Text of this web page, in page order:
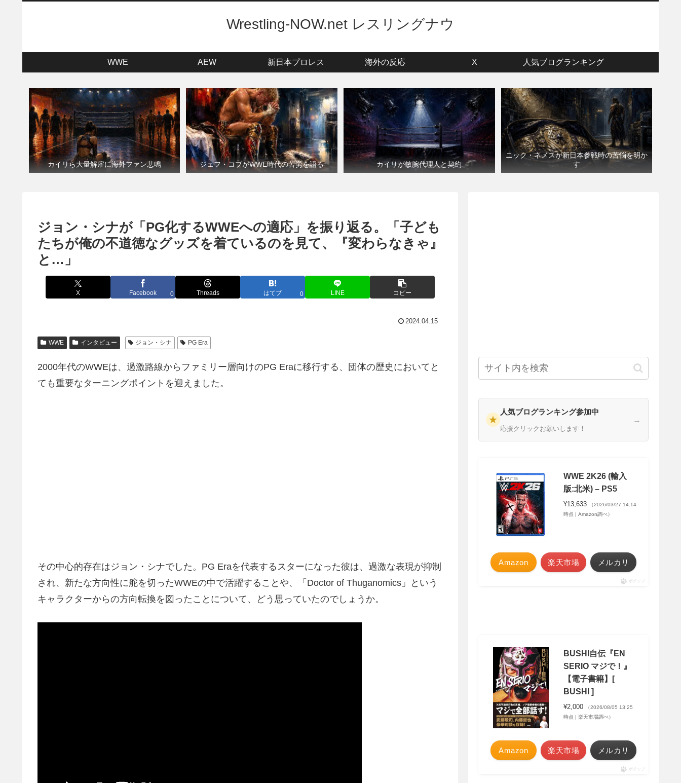
Wrestling-NOW.net レスリングナウ
WWE AEW 新日本プロレス 海外の反応 X 人気ブログランキング
カイリら大量解雇に海外ファン悲鳴 ジェフ・コブがWWE時代の苦労を語る カイリが敏腕代理人と契約
ニック・ネメスが新日本参戦時の苦悩を明か
す
ジョン・シナが「PG化するWWEへの適応」を振り返る。「子ども
たちが俺の不道徳なグッズを着ているのを見て、『変わらなきゃ』
と…」
X Facebook 0 Threads はてブ 0 LINE コピー
2024.04.15
WWE インタビュー ジョン・シナ PG Era
2000年代のWWEは、過激路線からファミリー層向けのPG Eraに移行する、団体の歴史においてと
ても重要なターニングポイントを迎えました。
その中心的存在はジョン・シナでした。PG Eraを代表するスターになった彼は、過激な表現が抑制
され、新たな方向性に舵を切ったWWEの中で活躍することや、「Doctor of Thuganomics」という
キャラクターからの方向転換を図ったことについて、どう思っていたのでしょうか。
★
人気ブログランキング参加中
応援クリックお願いします！
→
WWE 2K26 (輸入
版:北米) – PS5
¥13,633
（2026/03/27 14:14
時点 | Amazon調べ）
Amazon 楽天市場 メルカリ
ポチップ
BUSHI自伝『EN
SERIO マジで！』
【電子書籍】[
BUSHI ]
¥2,000
（2026/08/05 13:25
時点 | 楽天市場調べ）
Amazon 楽天市場 メルカリ
ポチップ